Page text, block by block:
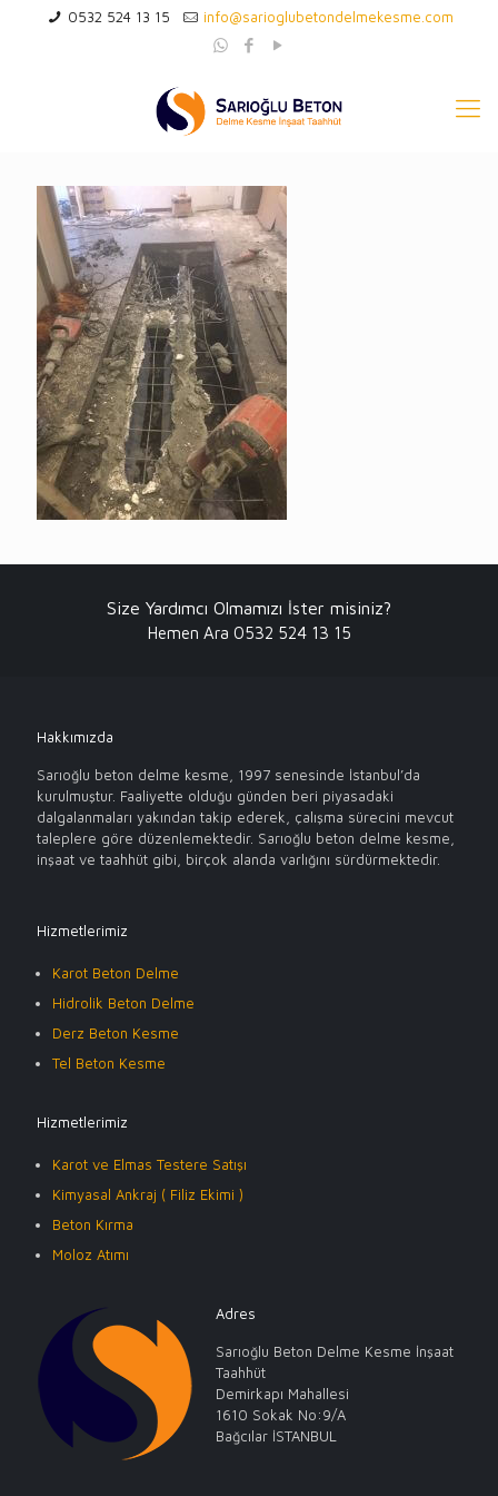
0532 524 13 15 info@sarioglubetondelmekesme.com
Size Yardımcı Olmamızı İster misiniz?
Hemen Ara 0532 524 13 15
Hakkımızda
Sarıoğlu beton delme kesme, 1997 senesinde İstanbul’da
kurulmuştur. Faaliyette olduğu günden beri piyasadaki
dalgalanmaları yakından takip ederek, çalışma sürecini mevcut
taleplere göre düzenlemektedir. Sarıoğlu beton delme kesme,
inşaat ve taahhüt gibi, birçok alanda varlığını sürdürmektedir.
Hizmetlerimiz
Karot Beton Delme
Hidrolik Beton Delme
Derz Beton Kesme
Tel Beton Kesme
Hizmetlerimiz
Karot ve Elmas Testere Satışı
Kimyasal Ankraj ( Filiz Ekimi )
Beton Kırma
Moloz Atımı
Adres
Sarıoğlu Beton Delme Kesme İnşaat
Taahhüt
Demirkapı Mahallesi
1610 Sokak No:9/A
Bağcılar İSTANBUL